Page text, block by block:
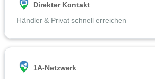
Direkter Kontakt
Händler & Privat schnell erreichen
1A-Netzwerk